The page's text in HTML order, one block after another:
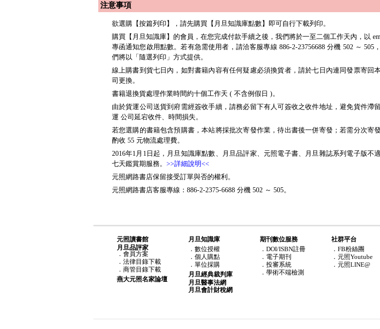
注意事項
欲選購【按篇列印】，請先購買【月旦知識庫點數】即可自行下載列印。
購買【月旦知識庫】的會員，在您完成付款手續之後，我們將於一至二個工作天內，以
專函通知您啟用點數。若有急需使用者，請洽客服專線 886-2-23756688 分機 502 ～ 505
們將以「隨選列印」方式提供。
線上購書到貨七日內，如對書籍內容有任何疑慮必須換貨者，請於七日內連同發票寄回
司更換。
書籍退換貨處理作業時間約十個工作天 ( 不含例假日 )。
由於貨運公司送貨到府需經簽收手續，請務必留下有人可簽收之收件地址，避免貨件滯
運 公司延宕收件、時間損失。
若您選購的書籍包含預購書，本站將採批次寄發作業，待出書後一併寄發；若需分次寄發
酌收 55 元物流處理費。
2016年1月1日起，月旦知識庫點數、月旦品評家、元照電子書、月旦雜誌系列電子版不
七天鑑賞期服務。 >>詳細說明<<
元照網路書店保留接受訂單與否的權利。
元照網路書店客服專線：886-2-2375-6688 分機 502 ～ 505。
元照讀書館
月旦品評家
． 會員方案
． 法律目錄下載
． 商管目錄下載
燕大元照名家論壇
月旦知識庫
． 數位授權
． 個人購點
． 單位採購
月旦經典裁判庫
月旦醫事法網
月旦會計財稅網
期刊數位服務
．DOI/ISBN註冊
．電子期刊
．投審系統
．學術不端檢測
社群平台
．FB粉絲團
．元照Youtube
．元照LINE@